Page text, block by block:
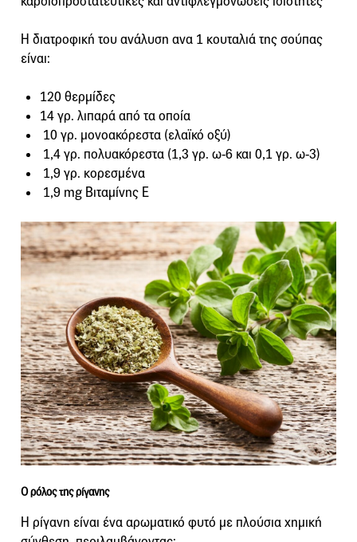
Η διατροφική του ανάλυση ανα 1 κουταλιά της σούπας
είναι:
120 θερμίδες
14 γρ. λιπαρά από τα οποία
10 γρ. μονοακόρεστα (ελαϊκό οξύ)
1,4 γρ. πολυακόρεστα (1,3 γρ. ω-6 και 0,1 γρ. ω-3)
1,9 γρ. κορεσμένα
1,9 mg Βιταμίνης Ε
Ο ρόλος της ρίγανης
Η ρίγανη είναι ένα αρωματικό φυτό με πλούσια χημική